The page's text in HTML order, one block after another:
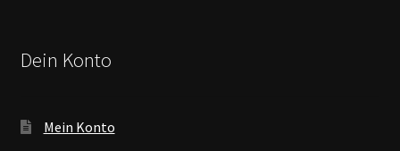
Dein Konto
Mein Konto